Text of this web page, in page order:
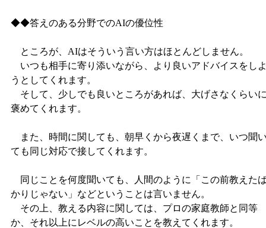
◆◆答えのある分野でのAIの優位性
ところが、AIはそういう言い方はほとんどしません。
いつも相手に寄り添いながら、より良いアドバイスをし
うとしてくれます。
そして、少しでも良いところがあれば、大げさなくらい
褒めてくれます。
また、時間に関しても、朝早くから夜遅くまで、いつ聞
ても同じ対応で接してくれます。
同じことを何度聞いても、人間のように「この前教えた
かりじゃない」などということは言いません。
その上、教える内容に関しては、プロの家庭教師と同等
か、それ以上にレベルの高いことを教えてくれます。